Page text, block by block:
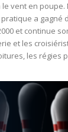
vent en poupe.
a gagné
et continue
et les
les régies